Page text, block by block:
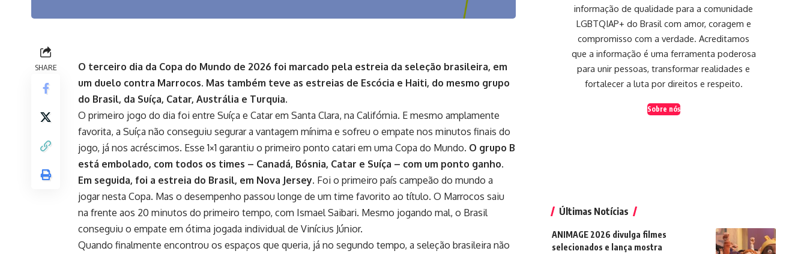
SHARE
O terceiro dia da Copa do Mundo de 2026 foi marcado pela estreia da seleção brasileira, em
um duelo contra Marrocos. Mas também teve as estreias de Escócia e Haiti, do mesmo grupo
do Brasil, da Suíça, Catar, Austrália e Turquia.
O primeiro jogo do dia foi entre Suíça e Catar em Santa Clara, na Califórnia. E mesmo amplamente
favorita, a Suíça não conseguiu segurar a vantagem mínima e sofreu o empate nos minutos finais do
jogo, já nos acréscimos. Esse 1×1 garantiu o primeiro ponto catari em uma Copa do Mundo. O grupo B
está embolado, com todos os times – Canadá, Bósnia, Catar e Suíça – com um ponto ganho.
Em seguida, foi a estreia do Brasil, em Nova Jersey. Foi o primeiro país campeão do mundo a
jogar nesta Copa. Mas o desempenho passou longe de um time favorito ao título. O Marrocos saiu
na frente aos 20 minutos do primeiro tempo, com Ismael Saibari. Mesmo jogando mal, o Brasil
conseguiu o empate em ótima jogada individual de Vinícius Júnior.
Quando finalmente encontrou os espaços que queria, já no segundo tempo, a seleção brasileira não
informação de qualidade para a comunidade
LGBTQIAP+ do Brasil com amor, coragem e
compromisso com a verdade. Acreditamos
que a informação é uma ferramenta poderosa
para unir pessoas, transformar realidades e
fortalecer a luta por direitos e respeito.
Sobre nós
Últimas Notícias
ANIMAGE 2026 divulga filmes
selecionados e lança mostra